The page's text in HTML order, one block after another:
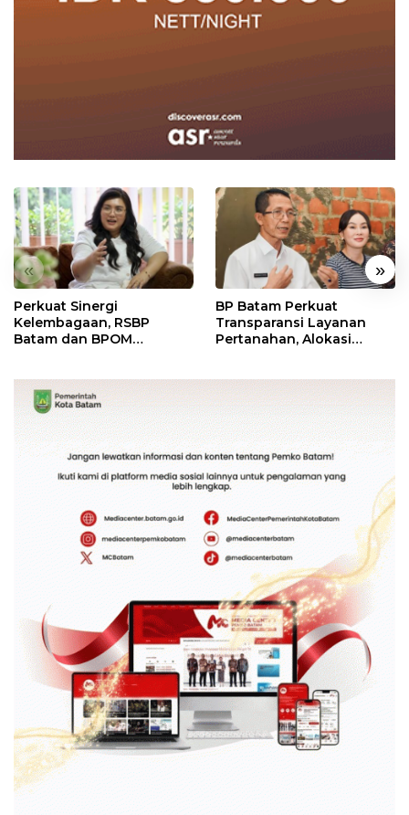
« »
Perkuat Sinergi
Kelembagaan, RSBP
Batam dan BPOM
BP Batam Perkuat
Transparansi Layanan
Pertanahan, Alokasi